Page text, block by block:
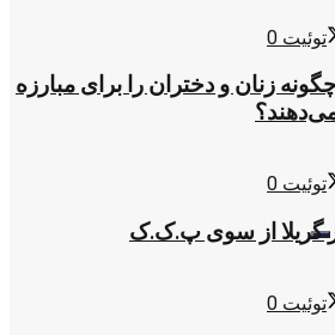
توئیت 0
زنان و دختران را برای مبارزه
توئیت 0
گریلا از سوی پ.ک.ک
توئیت 0